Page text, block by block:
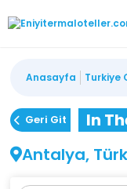
Anasayfa Turkiye
Geri Git
In
Antalya,